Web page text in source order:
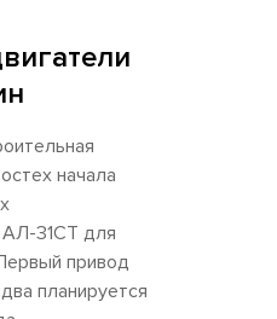
начала
АЛ-31СТ для
привод
планируется